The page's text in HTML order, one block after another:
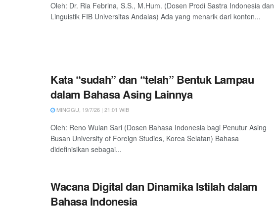
Oleh: Dr. Ria Febrina, S.S., M.Hum. (Dosen Prodi Sastra Indonesia dan
Linguistik FIB Universitas Andalas) Ada yang menarik dari konten...
Kata “sudah” dan “telah” Bentuk Lampau
dalam Bahasa Asing Lainnya
MINGGU, 19/7/26 | 21:01 WIB
Oleh: Reno Wulan Sari (Dosen Bahasa Indonesia bagi Penutur Asing
Busan University of Foreign Studies, Korea Selatan) Bahasa
didefinisikan sebagai...
Wacana Digital dan Dinamika Istilah dalam
Bahasa Indonesia